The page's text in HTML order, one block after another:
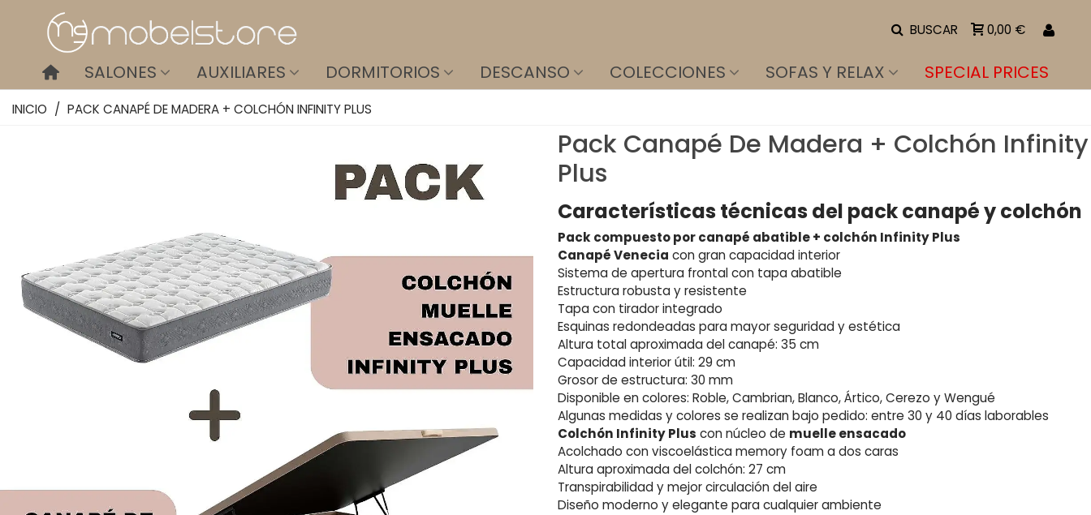
BUSCAR 0,00 €
SALONES AUXILIARES DORMITORIOS DESCANSO COLECCIONES SOFAS Y RELAX SPECIAL PRICES
INICIO / PACK CANAPÉ DE MADERA + COLCHÓN INFINITY PLUS
Pack Canapé De Madera + Colchón Infinity
Plus
Características técnicas del pack canapé y colchón
Pack compuesto por canapé abatible + colchón Infinity Plus
Canapé Venecia con gran capacidad interior
Sistema de apertura frontal con tapa abatible
Estructura robusta y resistente
Tapa con tirador integrado
Esquinas redondeadas para mayor seguridad y estética
Altura total aproximada del canapé: 35 cm
Capacidad interior útil: 29 cm
Grosor de estructura: 30 mm
Disponible en colores: Roble, Cambrian, Blanco, Ártico, Cerezo y Wengué
Algunas medidas y colores se realizan bajo pedido: entre 30 y 40 días laborables
Colchón Infinity Plus con núcleo de muelle ensacado
Acolchado con viscoelástica memory foam a dos caras
Altura aproximada del colchón: 27 cm
Transpirabilidad y mejor circulación del aire
Diseño moderno y elegante para cualquier ambiente